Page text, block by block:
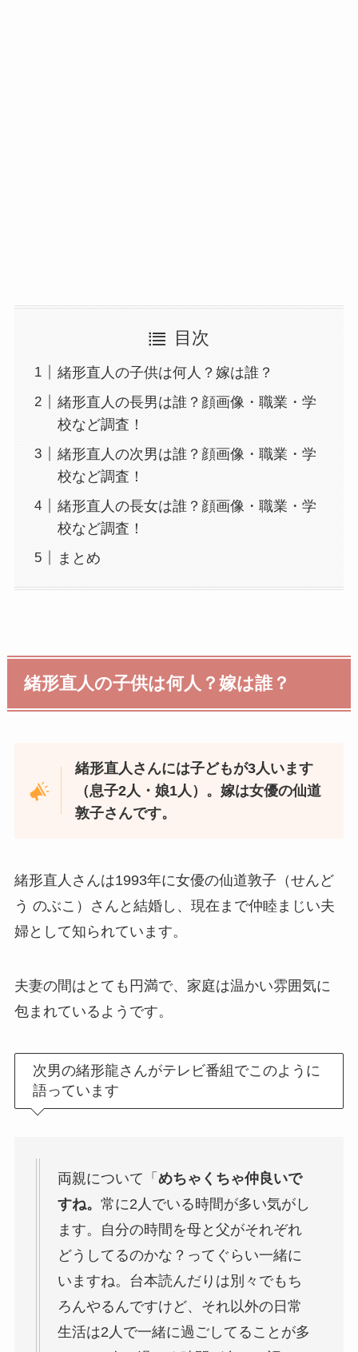
目次
緒形直人の子供は何人？嫁は誰？
緒形直人の長男は誰？顔画像・職業・学
校など調査！
緒形直人の次男は誰？顔画像・職業・学
校など調査！
緒形直人の長女は誰？顔画像・職業・学
校など調査！
まとめ
緒形直人の子供は何人？嫁は誰？
緒形直人さんには子どもが3人います
（息子2人・娘1人）。嫁は女優の仙道
敦子さんです。
緒形直人さんは1993年に女優の仙道敦子（せんど
う のぶこ）さんと結婚し、現在まで仲睦まじい夫
婦として知られています。
夫妻の間はとても円満で、家庭は温かい雰囲気に
包まれているようです。
次男の緒形龍さんがテレビ番組でこのように
語っています
両親について「 めちゃくちゃ仲良いで
すね。 常に2人でいる時間が多い気がし
ます。自分の時間を母と父がそれぞれ
どうしてるのかな？ってぐらい一緒に
いますね。台本読んだりは別々でもち
ろんやるんですけど、それ以外の日常
生活は2人で一緒に過ごしてることが多